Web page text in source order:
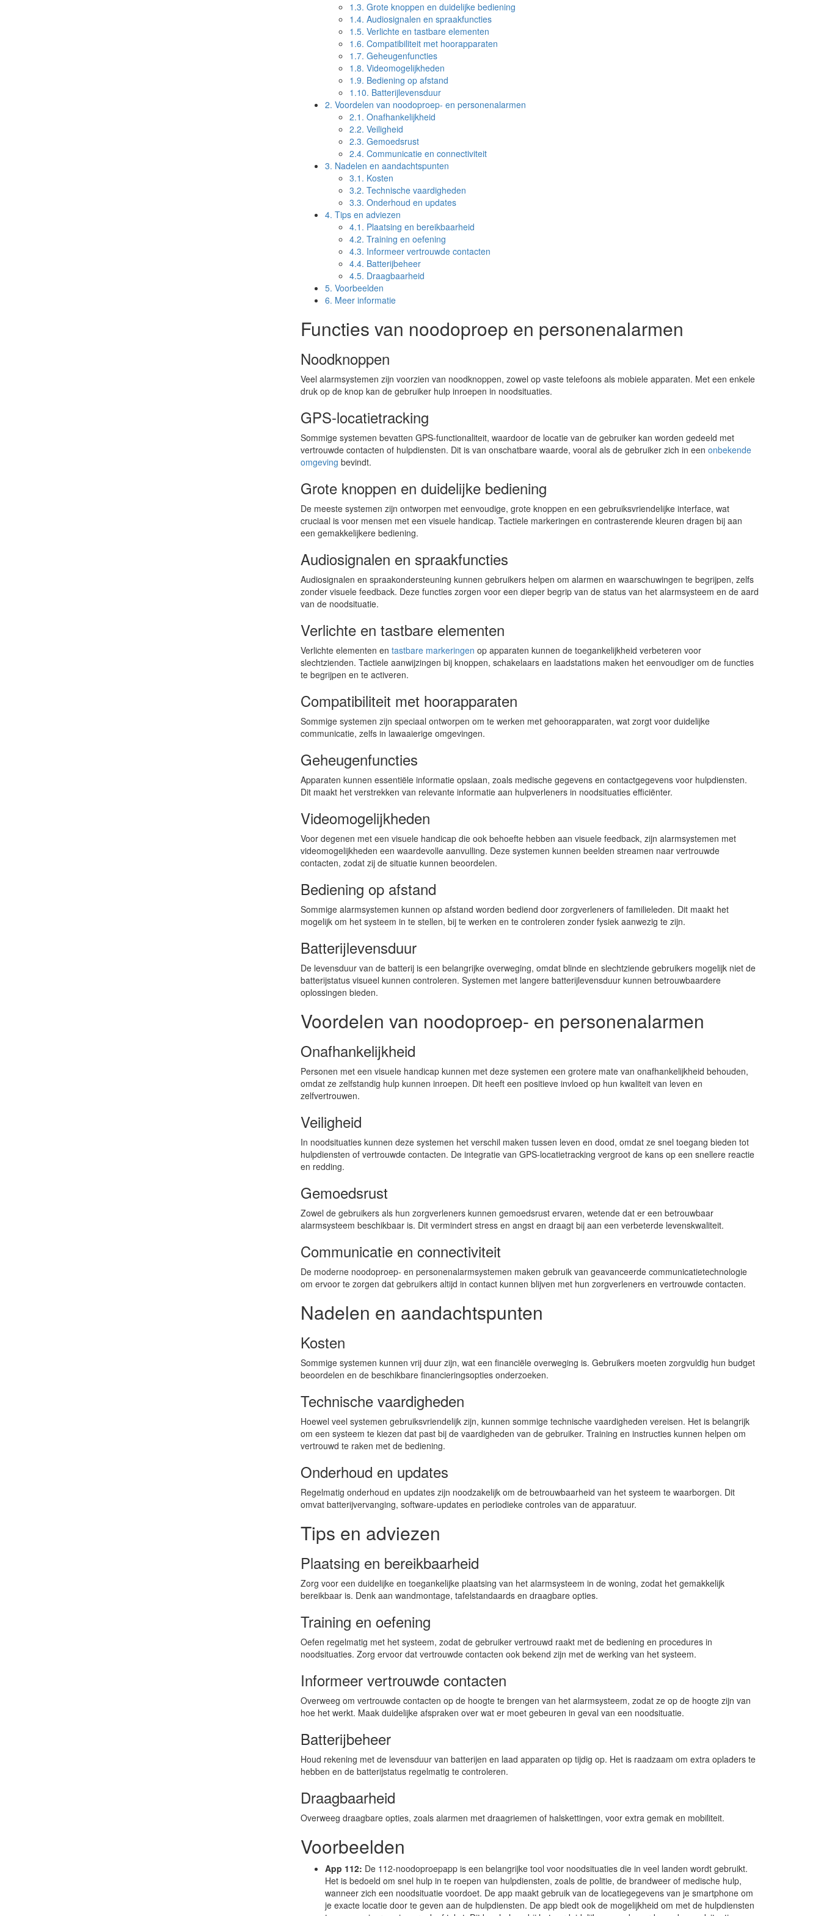
1.3. Grote knoppen en duidelijke bediening
1.4. Audiosignalen en spraakfuncties
1.5. Verlichte en tastbare elementen
1.6. Compatibiliteit met hoorapparaten
1.7. Geheugenfuncties
1.8. Videomogelijkheden
1.9. Bediening op afstand
1.10. Batterijlevensduur
2. Voordelen van noodoproep- en personenalarmen
2.1. Onafhankelijkheid
2.2. Veiligheid
2.3. Gemoedsrust
2.4. Communicatie en connectiviteit
3. Nadelen en aandachtspunten
3.1. Kosten
3.2. Technische vaardigheden
3.3. Onderhoud en updates
4. Tips en adviezen
4.1. Plaatsing en bereikbaarheid
4.2. Training en oefening
4.3. Informeer vertrouwde contacten
4.4. Batterijbeheer
4.5. Draagbaarheid
5. Voorbeelden
6. Meer informatie
Functies van noodoproep en personenalarmen
Noodknoppen
Veel alarmsystemen zijn voorzien van noodknoppen, zowel op vaste telefoons als mobiele apparaten. Met een enkele
druk op de knop kan de gebruiker hulp inroepen in noodsituaties.
GPS-locatietracking
Sommige systemen bevatten GPS-functionaliteit, waardoor de locatie van de gebruiker kan worden gedeeld met
vertrouwde contacten of hulpdiensten. Dit is van onschatbare waarde, vooral als de gebruiker zich in een onbekende
omgeving bevindt.
Grote knoppen en duidelijke bediening
De meeste systemen zijn ontworpen met eenvoudige, grote knoppen en een gebruiksvriendelijke interface, wat
cruciaal is voor mensen met een visuele handicap. Tactiele markeringen en contrasterende kleuren dragen bij aan
een gemakkelijkere bediening.
Audiosignalen en spraakfuncties
Audiosignalen en spraakondersteuning kunnen gebruikers helpen om alarmen en waarschuwingen te begrijpen, zelfs
zonder visuele feedback. Deze functies zorgen voor een dieper begrip van de status van het alarmsysteem en de aard
van de noodsituatie.
Verlichte en tastbare elementen
Verlichte elementen en tastbare markeringen op apparaten kunnen de toegankelijkheid verbeteren voor
slechtzienden. Tactiele aanwijzingen bij knoppen, schakelaars en laadstations maken het eenvoudiger om de functies
te begrijpen en te activeren.
Compatibiliteit met hoorapparaten
Sommige systemen zijn speciaal ontworpen om te werken met gehoorapparaten, wat zorgt voor duidelijke
communicatie, zelfs in lawaaierige omgevingen.
Geheugenfuncties
Apparaten kunnen essentiële informatie opslaan, zoals medische gegevens en contactgegevens voor hulpdiensten.
Dit maakt het verstrekken van relevante informatie aan hulpverleners in noodsituaties efficiënter.
Videomogelijkheden
Voor degenen met een visuele handicap die ook behoefte hebben aan visuele feedback, zijn alarmsystemen met
videomogelijkheden een waardevolle aanvulling. Deze systemen kunnen beelden streamen naar vertrouwde
contacten, zodat zij de situatie kunnen beoordelen.
Bediening op afstand
Sommige alarmsystemen kunnen op afstand worden bediend door zorgverleners of familieleden. Dit maakt het
mogelijk om het systeem in te stellen, bij te werken en te controleren zonder fysiek aanwezig te zijn.
Batterijlevensduur
De levensduur van de batterij is een belangrijke overweging, omdat blinde en slechtziende gebruikers mogelijk niet de
batterijstatus visueel kunnen controleren. Systemen met langere batterijlevensduur kunnen betrouwbaardere
oplossingen bieden.
Voordelen van noodoproep- en personenalarmen
Onafhankelijkheid
Personen met een visuele handicap kunnen met deze systemen een grotere mate van onafhankelijkheid behouden,
omdat ze zelfstandig hulp kunnen inroepen. Dit heeft een positieve invloed op hun kwaliteit van leven en
zelfvertrouwen.
Veiligheid
In noodsituaties kunnen deze systemen het verschil maken tussen leven en dood, omdat ze snel toegang bieden tot
hulpdiensten of vertrouwde contacten. De integratie van GPS-locatietracking vergroot de kans op een snellere reactie
en redding.
Gemoedsrust
Zowel de gebruikers als hun zorgverleners kunnen gemoedsrust ervaren, wetende dat er een betrouwbaar
alarmsysteem beschikbaar is. Dit vermindert stress en angst en draagt bij aan een verbeterde levenskwaliteit.
Communicatie en connectiviteit
De moderne noodoproep- en personenalarmsystemen maken gebruik van geavanceerde communicatietechnologie
om ervoor te zorgen dat gebruikers altijd in contact kunnen blijven met hun zorgverleners en vertrouwde contacten.
Nadelen en aandachtspunten
Kosten
Sommige systemen kunnen vrij duur zijn, wat een financiële overweging is. Gebruikers moeten zorgvuldig hun budget
beoordelen en de beschikbare financieringsopties onderzoeken.
Technische vaardigheden
Hoewel veel systemen gebruiksvriendelijk zijn, kunnen sommige technische vaardigheden vereisen. Het is belangrijk
om een systeem te kiezen dat past bij de vaardigheden van de gebruiker. Training en instructies kunnen helpen om
vertrouwd te raken met de bediening.
Onderhoud en updates
Regelmatig onderhoud en updates zijn noodzakelijk om de betrouwbaarheid van het systeem te waarborgen. Dit
omvat batterijvervanging, software-updates en periodieke controles van de apparatuur.
Tips en adviezen
Plaatsing en bereikbaarheid
Zorg voor een duidelijke en toegankelijke plaatsing van het alarmsysteem in de woning, zodat het gemakkelijk
bereikbaar is. Denk aan wandmontage, tafelstandaards en draagbare opties.
Training en oefening
Oefen regelmatig met het systeem, zodat de gebruiker vertrouwd raakt met de bediening en procedures in
noodsituaties. Zorg ervoor dat vertrouwde contacten ook bekend zijn met de werking van het systeem.
Informeer vertrouwde contacten
Overweeg om vertrouwde contacten op de hoogte te brengen van het alarmsysteem, zodat ze op de hoogte zijn van
hoe het werkt. Maak duidelijke afspraken over wat er moet gebeuren in geval van een noodsituatie.
Batterijbeheer
Houd rekening met de levensduur van batterijen en laad apparaten op tijdig op. Het is raadzaam om extra opladers te
hebben en de batterijstatus regelmatig te controleren.
Draagbaarheid
Overweeg draagbare opties, zoals alarmen met draagriemen of halskettingen, voor extra gemak en mobiliteit.
Voorbeelden
App 112: De 112-noodoproepapp is een belangrijke tool voor noodsituaties die in veel landen wordt gebruikt.
Het is bedoeld om snel hulp in te roepen van hulpdiensten, zoals de politie, de brandweer of medische hulp,
wanneer zich een noodsituatie voordoet. De app maakt gebruik van de locatiegegevens van je smartphone om
je exacte locatie door te geven aan de hulpdiensten. De app biedt ook de mogelijkheid om met de hulpdiensten